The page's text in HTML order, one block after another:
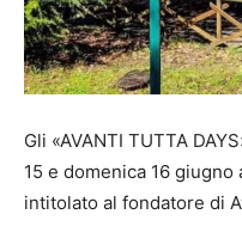
Gli «AVANTI TUTTA
15 e domenica 16
intitolato al fondatore di